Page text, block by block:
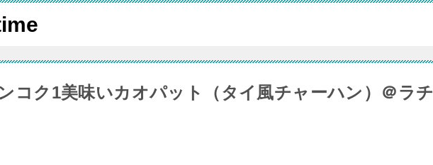
コク1美味いカオパット（タイ風チャーハン）＠ラチ